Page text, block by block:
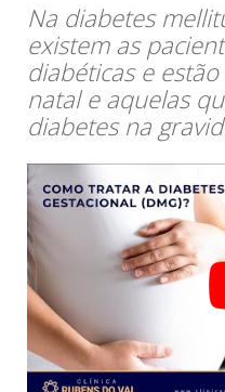
Na diabetes
existem as
diabéticas e
natal e aquelas
diabetes na